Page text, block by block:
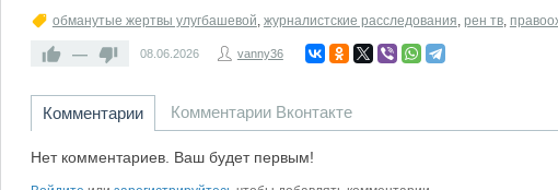
обманутые жертвы улугбашевой, журналистские расследования, рен тв,
— 08.06.2026 vanny36
Комментарии Комментарии Вконтакте
Нет комментариев. Ваш будет первым!